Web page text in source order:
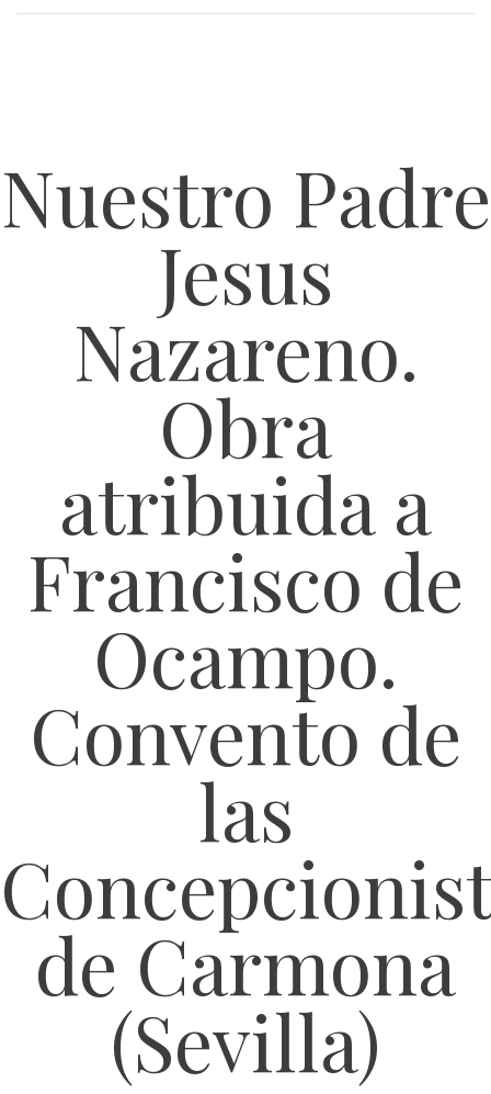
Nuestro Padre
Jesus
Nazareno.
Obra
atribuida a
Francisco de
Ocampo.
Convento de
las
de Carmona
(Sevilla)